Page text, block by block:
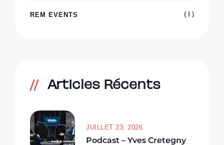
REM EVENTS ( 1 )
Articles Récents
Podcast – Yves Cretegny
JUILLET 23, 2026